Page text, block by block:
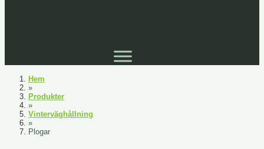
Hem
»
Produkter
»
Vinterväghållning
»
Plogar